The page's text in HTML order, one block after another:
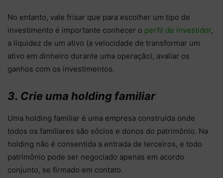
No entanto, vale frisar que para escolher um tipo de
investimento é importante conhecer o perfil de investidor,
a liquidez de um ativo (a velocidade de transformar um
ativo em dinheiro durante uma operação), avaliar os
ganhos com os investimentos.
3. Crie uma holding familiar
Uma holding familiar é uma empresa construída onde
todos os familiares são sócios e donos do patrimônio. Na
holding não é consentida a entrada de terceiros, e todo
patrimônio pode ser negociado apenas em acordo
conjunto, se firmado em contato.